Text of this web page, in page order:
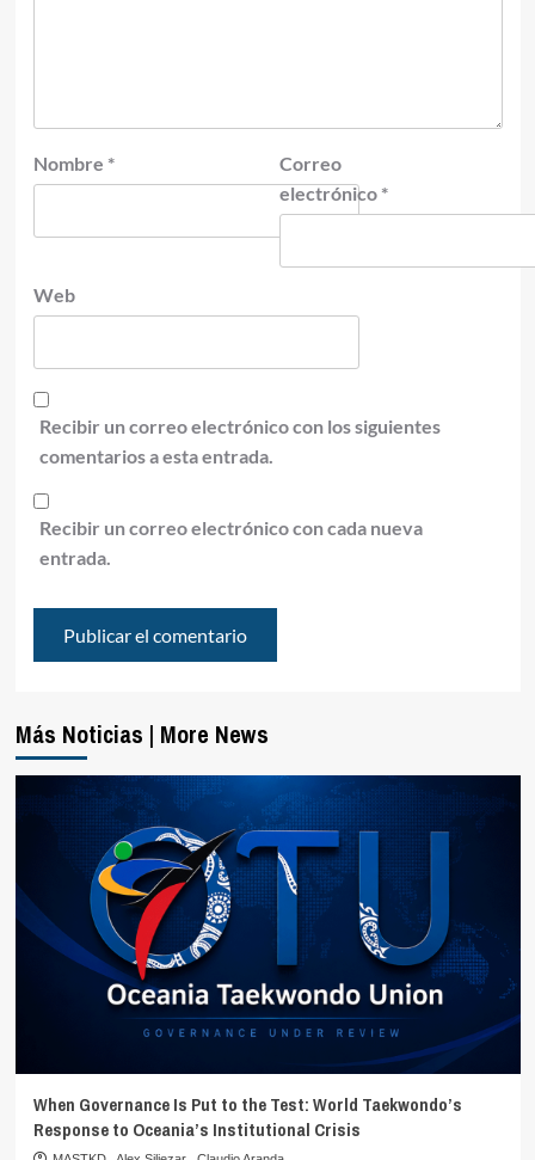
Nombre *
Correo
electrónico *
Web
Recibir un correo electrónico con los siguientes
comentarios a esta entrada.
Recibir un correo electrónico con cada nueva
entrada.
Más Noticias | More News
When Governance Is Put to the Test: World Taekwondo’s
Response to Oceania’s Institutional Crisis